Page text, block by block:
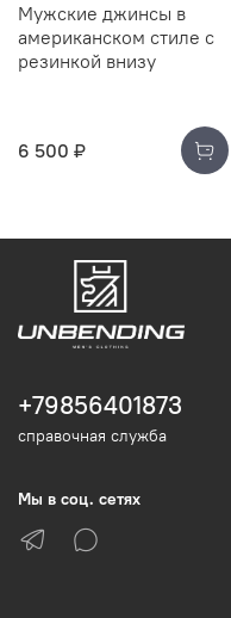
Мужские джинсы в
американском стиле с
резинкой внизу
6 500 ₽
+79856401873
справочная служба
Мы в соц. сетях